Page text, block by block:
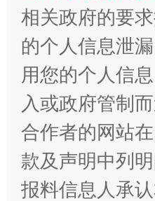
站台名比不上好声
相关政府的要
的个人信息泄漏
用您的个人信
入或政府管制
合作者的网站在
款及声明中列
报料信息人承